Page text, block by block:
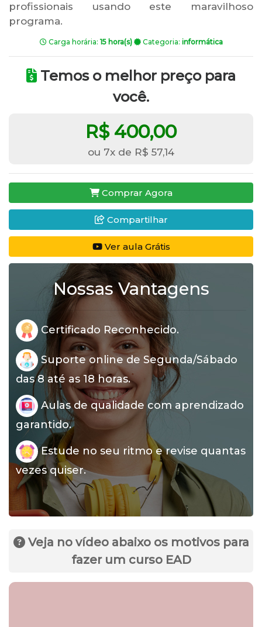
profissionais usando este maravilhoso
programa.
Carga horária: 15 hora(s) Categoria: informática
Temos o melhor preço para
você.
R$ 400,00
ou 7x de R$ 57,14
Comprar Agora
Compartilhar
Ver aula Grátis
Nossas Vantagens
Certificado Reconhecido.
Suporte online de Segunda/Sábado
das 8 até as 18 horas.
Aulas de qualidade com aprendizado
garantido.
Estude no seu ritmo e revise quantas
vezes quiser.
Veja no vídeo abaixo os motivos para
fazer um curso EAD